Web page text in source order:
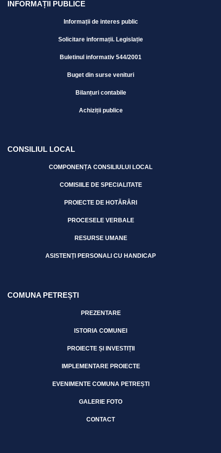
INFORMAȚII PUBLICE
Informații de interes public
Solicitare informații. Legislație
Buletinul informativ 544/2001
Buget din surse venituri
Bilanțuri contabile
Achiziții publice
CONSILIUL LOCAL
COMPONENȚA CONSILIULUI LOCAL
COMISIILE DE SPECIALITATE
PROIECTE DE HOTĂRÂRI
PROCESELE VERBALE
RESURSE UMANE
ASISTENȚI PERSONALI CU HANDICAP
COMUNA PETREȘTI
PREZENTARE
ISTORIA COMUNEI
PROIECTE ȘI INVESTIȚII
IMPLEMENTARE PROIECTE
EVENIMENTE COMUNA PETREȘTI
GALERIE FOTO
CONTACT